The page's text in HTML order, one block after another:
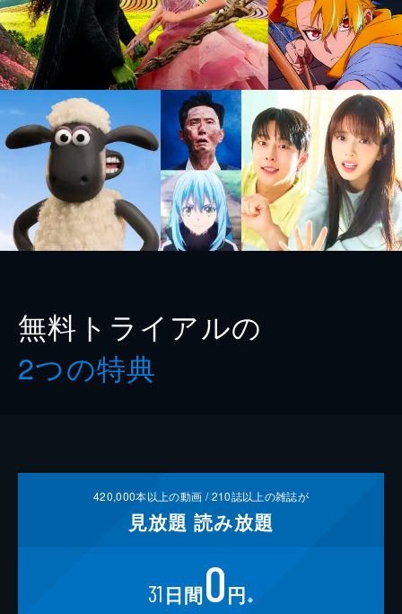
無料トライアルの
2つの特典
420,000本以上の動画 /210誌以上の雑誌が
見放題 読み放題
31 日間0円 ※